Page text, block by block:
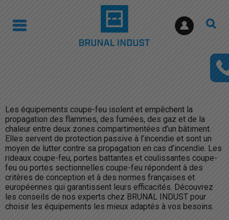
Les équipements coupe-feu isolent et empêchent la
propagation des flammes, des fumées, des gaz et de la
chaleur entre deux zones compartimentées d’un bâtiment.
Elles servent de protection passive à l’incendie et sont un
moyen de lutter contre sa propagation en cas d’incendie. Les
rideaux coupe-feu, portes battantes et coulissantes coupe-
feu ou portes sectionnelles coupe-feu répondent à des
critères de conception et à des normes françaises et
européennes qui garantissent leurs efficacités. Découvrez
les conseils de nos experts chez BRUNAL INDUST pour
choisir les équipements les mieux adaptés à vos besoins.